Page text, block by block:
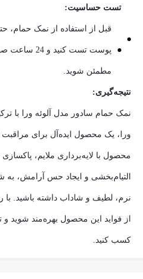
تست حساسیت:
قبل از استفاده از نمک حمام،
پوست تست
مطمئن شوید.
نتیجه‌گیری:
نمک حمام سادور مدل آلوئه ورا با
ورا، یک محصول ایده‌آل برای
محصول با لایه‌برداری ملایم،
التیام‌بخشی و ایجاد حس آرامش،
نرم، لطیف و شاداب داشته باشید. با
از فواید این محصول بهره‌مند شوید
کسب کنید.